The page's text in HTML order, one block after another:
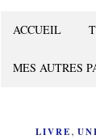
ACCUEIL
MES AUTRES
LIVRE,